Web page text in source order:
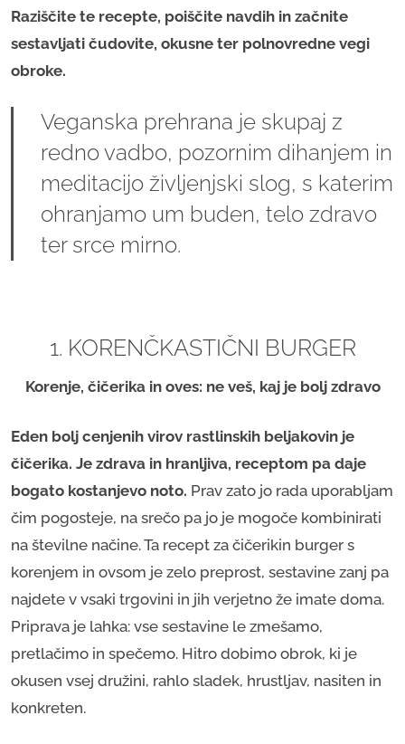
Raziščite te recepte, poiščite navdih in začnite
sestavljati čudovite, okusne ter polnovredne vegi
obroke.
Veganska prehrana je skupaj z
redno vadbo, pozornim dihanjem in
meditacijo življenjski slog, s katerim
ohranjamo um buden, telo zdravo
ter srce mirno.
1. KORENČKASTIČNI BURGER
Korenje, čičerika in oves: ne veš, kaj je bolj zdravo
Eden bolj cenjenih virov rastlinskih beljakovin je
čičerika. Je zdrava in hranljiva, receptom pa daje
bogato kostanjevo noto. Prav zato jo rada uporabljam
čim pogosteje, na srečo pa jo je mogoče kombinirati
na številne načine. Ta recept za čičerikin burger s
korenjem in ovsom je zelo preprost, sestavine zanj pa
najdete v vsaki trgovini in jih verjetno že imate doma.
Priprava je lahka: vse sestavine le zmešamo,
pretlačimo in spečemo. Hitro dobimo obrok, ki je
okusen vsej družini, rahlo sladek, hrustljav, nasiten in
konkreten.